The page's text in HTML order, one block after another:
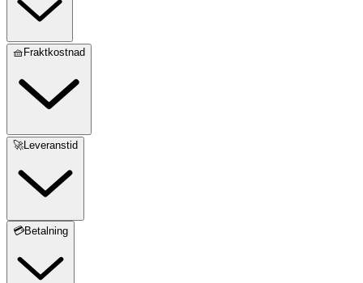
🧺Fraktkostnad
🚀Leveranstid
💳Betalning